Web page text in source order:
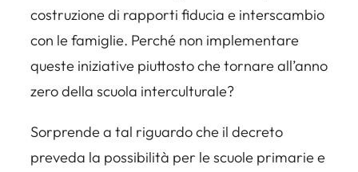
costruzione di rapporti fiducia e interscambio
con le famiglie. Perché non implementare
queste iniziative piuttosto che tornare all’anno
zero della scuola interculturale?
Sorprende a tal riguardo che il decreto
preveda la possibilità per le scuole primarie e